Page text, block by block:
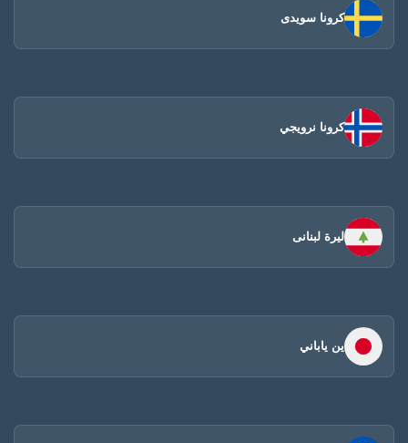
كرونا سويدى
كرونا نرويجي
ليرة لبنانى
ين ياباني